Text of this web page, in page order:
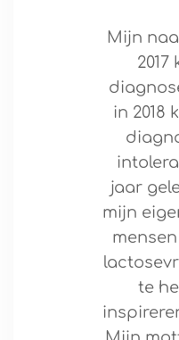
Mijn
in 2018
jaar
mijn
te